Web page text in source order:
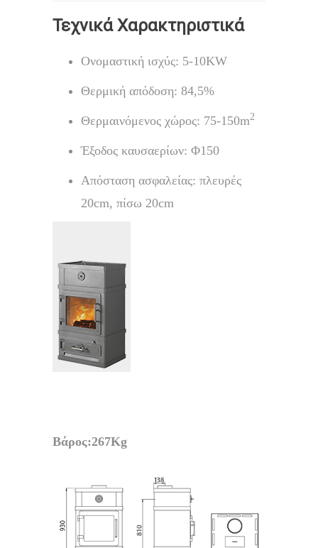
Τεχνικά Χαρακτηριστικά
Ονομαστική ισχύς: 5-10KW
Θερμική απόδοση: 84,5%
Θερμαινόμενος χώρος: 75-150m2
Έξοδος καυσαερίων: Φ150
Απόσταση ασφαλείας: πλευρές
20cm, πίσω 20cm
Βάρος:267Kg